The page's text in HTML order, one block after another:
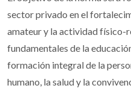
sector privado en el
amateur y la actividad físico-
fundamentales de la
formación integral de la
humano, la salud y la